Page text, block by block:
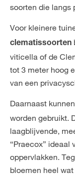
soorten die langs
Voor kleinere
clematissoorten
viticella of de
tot 3 meter hoog
van een
Daarnaast
worden gebruikt.
laagblijvende,
“Praecox” ideaal
oppervlakken.
bloemen heel